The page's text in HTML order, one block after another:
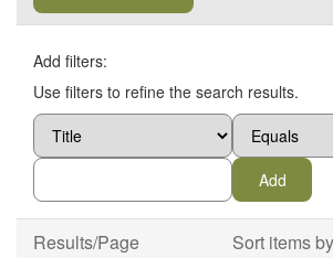
Add filters:
Use filters to refine the search results.
Results/Page Sort items by